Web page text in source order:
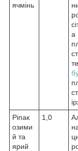
ячмінь
а
Ріпак
озими
й та
ярий
1,0